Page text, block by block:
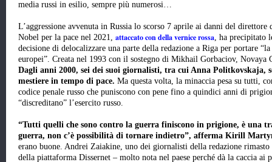
media russi in esilio, sempre più numerosi…
L’aggressione avvenuta in Russia lo scorso 7 aprile ai danni del
Nobel per la pace nel 2021, attaccato con della vernice rossa, ha precipitato
decisione di delocalizzare una parte della redazione a Riga per portare
europei”. Creata nel 1993 con il sostegno di Mikhail Gorbaciov, Novaya
Dagli anni 2000, sei dei suoi giornalisti, tra cui Anna Politkovskaja,
mestiere in tempo di pace. Ma questa volta, la minaccia pesa su tutti,
codice penale russo che puniscono con pene fino a quindici anni di
“discreditano” l’esercito russo.
“Tutti quelli che sono contro la guerra finiscono in prigione, è una
guerra, non c’è possibilità di tornare indietro”, afferma Kirill
erano buone. Andrei Zaiakine, uno dei giornalisti della redazione
della piattaforma Dissernet – molto nota nel paese perché dà la caccia